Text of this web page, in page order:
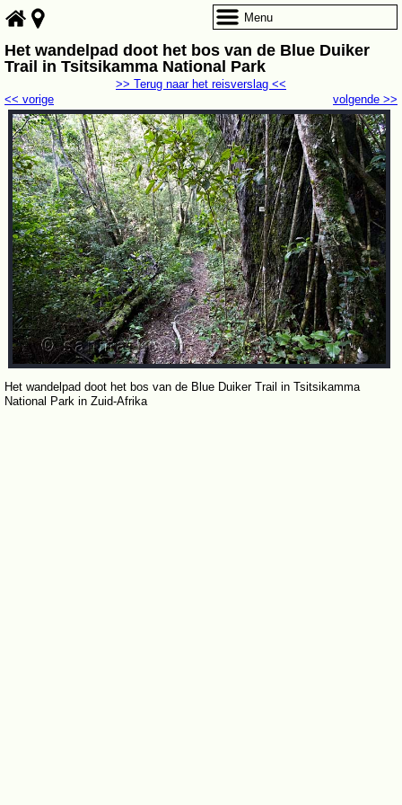
Het wandelpad doot het bos van de Blue Duiker
Trail in Tsitsikamma National Park
volgende >>
<< vorige
>> Terug naar het reisverslag <<
Het wandelpad doot het bos van de Blue Duiker Trail in Tsitsikamma
National Park in Zuid-Afrika
Menu